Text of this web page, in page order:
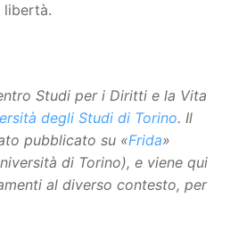
libertà.
Studi per i Diritti e la Vita
degli Studi di Torino. Il
pubblicato su «Frida»
di Torino), e viene qui
al diverso contesto, per